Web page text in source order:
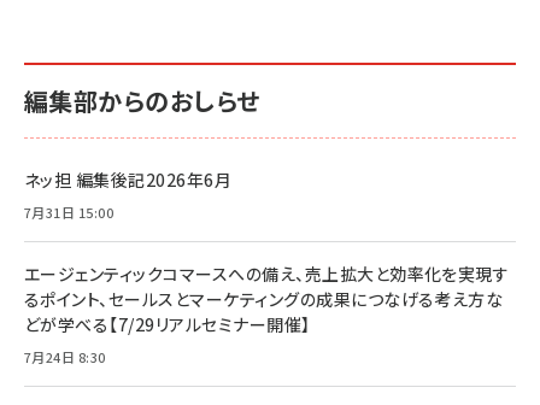
編集部からのおしらせ
ネッ担 編集後記2026年6月
7月31日 15:00
エージェンティックコマースへの備え、売上拡大と効率化を実現す
るポイント、セールスとマーケティングの成果につなげる考え方な
どが学べる【7/29リアルセミナー開催】
7月24日 8:30